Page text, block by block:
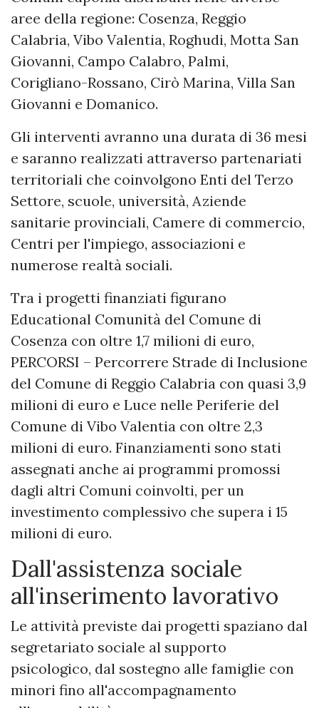
aree della regione: Cosenza, Reggio
Calabria, Vibo Valentia, Roghudi, Motta San
Giovanni, Campo Calabro, Palmi,
Corigliano-Rossano, Cirò Marina, Villa San
Giovanni e Domanico.
Gli interventi avranno una durata di 36 mesi
e saranno realizzati attraverso partenariati
territoriali che coinvolgono Enti del Terzo
Settore, scuole, università, Aziende
sanitarie provinciali, Camere di commercio,
Centri per l'impiego, associazioni e
numerose realtà sociali.
Tra i progetti finanziati figurano
Educational Comunità del Comune di
Cosenza con oltre 1,7 milioni di euro,
PERCORSI – Percorrere Strade di Inclusione
del Comune di Reggio Calabria con quasi 3,9
milioni di euro e Luce nelle Periferie del
Comune di Vibo Valentia con oltre 2,3
milioni di euro. Finanziamenti sono stati
assegnati anche ai programmi promossi
dagli altri Comuni coinvolti, per un
investimento complessivo che supera i 15
milioni di euro.
Dall'assistenza sociale
all'inserimento lavorativo
Le attività previste dai progetti spaziano dal
segretariato sociale al supporto
psicologico, dal sostegno alle famiglie con
minori fino all'accompagnamento